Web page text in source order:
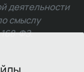
деятельности
смыслу
ФЗ.